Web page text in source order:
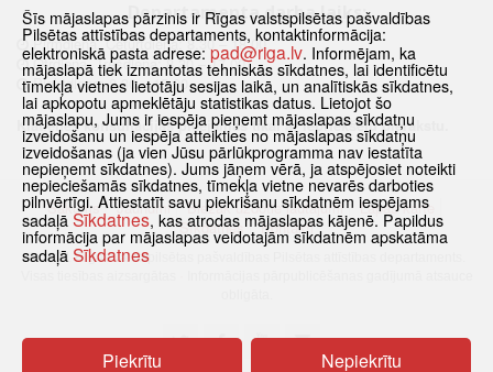
Departamenta darba laiks:
Pirmdiena, Ceturtdiena: 8.30 – 18.00
Otrdiena, Trešdiena: 8.30 – 17.00
Piektdiena: 8.30 – 15.00
Klātienes konsultācijas pieejamas tikai ar iepriekšēju pierakstu.
Sākums Jaunumi Biežāk uzdotie jautājumi
Lapas karte
Sīkdatnes
Kontakti
© 2021 Rīgas valstspilsētas pašvaldības Pilsētas attīstības departaments.
Šīs mājaslapas pārzinis ir Rīgas valstspilsētas pašvaldības
Pilsētas attīstības departaments, kontaktinformācija:
elektroniskā pasta adrese: pad@riga.lv. Informējam, ka
mājaslapā tiek izmantotas tehniskās sīkdatnes, lai identificētu
tīmekļa vietnes lietotāju sesijas laikā, un analītiskās sīkdatnes,
lai apkopotu apmeklētāju statistikas datus. Lietojot šo
mājaslapu, Jums ir iespēja pieņemt mājaslapas sīkdatņu
izveidošanu un iespēja atteikties no mājaslapas sīkdatņu
izveidošanas (ja vien Jūsu pārlūkprogramma nav iestatīta
nepieņemt sīkdatnes). Jums jāņem vērā, ja atspējosiet noteikti
nepieciešamās sīkdatnes, tīmekļa vietne nevarēs darboties
pilnvērtīgi. Attiestatīt savu piekrišanu sīkdatnēm iespējams
sadaļā Sīkdatnes, kas atrodas mājaslapas kājenē. Papildus
informācija par mājaslapas veidotajām sīkdatnēm apskatāma
sadaļā Sīkdatnes
Piekrītu Nepiekrītu